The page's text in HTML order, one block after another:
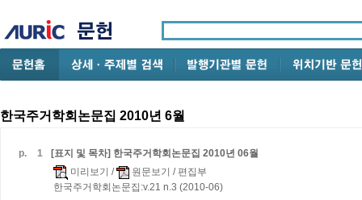
한국주거학회논문집 2010년 6월
p. 1
[표지 및 목차] 한국주거학회논문집 2010년 06월
미리보기 / 원문보기 / 편집부
한국주거학회논문집:v.21 n.3 (2010-06)